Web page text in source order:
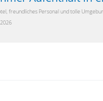
freundliches Personal und tolle